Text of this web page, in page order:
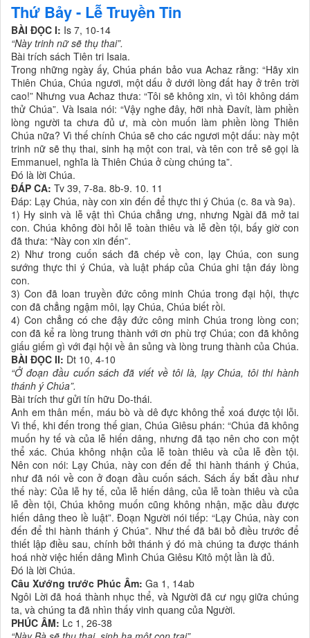
Thứ Bảy - Lễ Truyền Tin
BÀI ĐỌC I: Is 7, 10-14
“Này trinh nữ sẽ thụ thai”.
Bài trích sách Tiên tri Isaia.
Trong những ngày ấy, Chúa phán bảo vua Achaz rằng: “Hãy xin
Thiên Chúa, Chúa ngươi, một dấu ở dưới lòng đất hay ở trên trời
cao!” Nhưng vua Achaz thưa: “Tôi sẽ không xin, vì tôi không dám
thử Chúa”. Và Isaia nói: “Vậy nghe đây, hỡi nhà Ðavít, làm phiền
lòng người ta chưa đủ ư, mà còn muốn làm phiền lòng Thiên
Chúa nữa? Vì thế chính Chúa sẽ cho các ngươi một dấu: này một
trinh nữ sẽ thụ thai, sinh hạ một con trai, và tên con trẻ sẽ gọi là
Emmanuel, nghĩa là Thiên Chúa ở cùng chúng ta”.
Ðó là lời Chúa.
ĐÁP CA: Tv 39, 7-8a. 8b-9. 10. 11
Ðáp: Lạy Chúa, này con xin đến để thực thi ý Chúa (c. 8a và 9a).
1) Hy sinh và lễ vật thì Chúa chẳng ưng, nhưng Ngài đã mở tai
con. Chúa không đòi hỏi lễ toàn thiêu và lễ đền tội, bấy giờ con
đã thưa: “Này con xin đến”.
2) Như trong cuốn sách đã chép về con, lạy Chúa, con sung
sướng thực thi ý Chúa, và luật pháp của Chúa ghi tận đáy lòng
con.
3) Con đã loan truyền đức công minh Chúa trong đại hội, thực
con đã chẳng ngậm môi, lạy Chúa, Chúa biết rồi.
4) Con chẳng có che đậy đức công minh Chúa trong lòng con;
con đã kể ra lòng trung thành với ơn phù trợ Chúa; con đã không
giấu giếm gì với đại hội về ân sủng và lòng trung thành của Chúa.
BÀI ĐỌC II: Dt 10, 4-10
“Ở đoạn đầu cuốn sách đã viết về tôi là, lạy Chúa, tôi thi hành
thánh ý Chúa”.
Bài trích thư gửi tín hữu Do-thái.
Anh em thân mến, máu bò và dê đực không thể xoá được tội lỗi.
Vì thế, khi đến trong thế gian, Chúa Giêsu phán: “Chúa đã không
muốn hy tế và của lễ hiến dâng, nhưng đã tạo nên cho con một
thể xác. Chúa không nhận của lễ toàn thiêu và của lễ đền tội.
Nên con nói: Lạy Chúa, này con đến để thi hành thánh ý Chúa,
như đã nói về con ở đoạn đầu cuốn sách. Sách ấy bắt đầu như
thế này: Của lễ hy tế, của lễ hiến dâng, của lễ toàn thiêu và của
lễ đền tội, Chúa không muốn cũng không nhận, mặc dầu được
hiến dâng theo lề luật”. Ðoạn Người nói tiếp: “Lạy Chúa, này con
đến để thi hành thánh ý Chúa”. Như thế đã bãi bỏ điều trước để
thiết lập điều sau, chính bởi thánh ý đó mà chúng ta được thánh
hoá nhờ việc hiến dâng Mình Chúa Giêsu Kitô một lần là đủ.
Ðó là lời Chúa.
Câu Xướng trước Phúc Âm: Ga 1, 14ab
Ngôi Lời đã hoá thành nhục thể, và Người đã cư ngụ giữa chúng
ta, và chúng ta đã nhìn thấy vinh quang của Người.
PHÚC ÂM: Lc 1, 26-38